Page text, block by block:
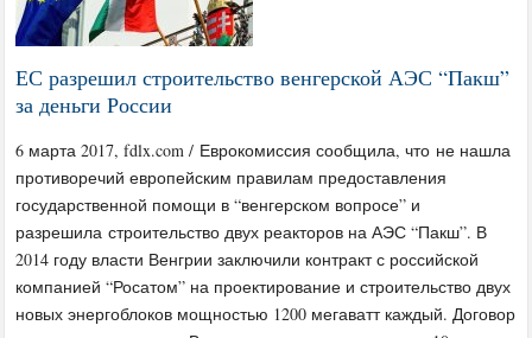
ЕС разрешил строительство венгерской АЭС “Пакш”
за деньги России
6 марта 2017, fdlx.com / Еврокомиссия сообщила, что не нашла
противоречий европейским правилам предоставления
государственной помощи в “венгерском вопросе” и
разрешила строительство двух реакторов на АЭС “Пакш”. В
2014 году власти Венгрии заключили контракт с российской
компанией “Росатом” на проектирование и строительство двух
новых энергоблоков мощностью 1200 мегаватт каждый. Договор